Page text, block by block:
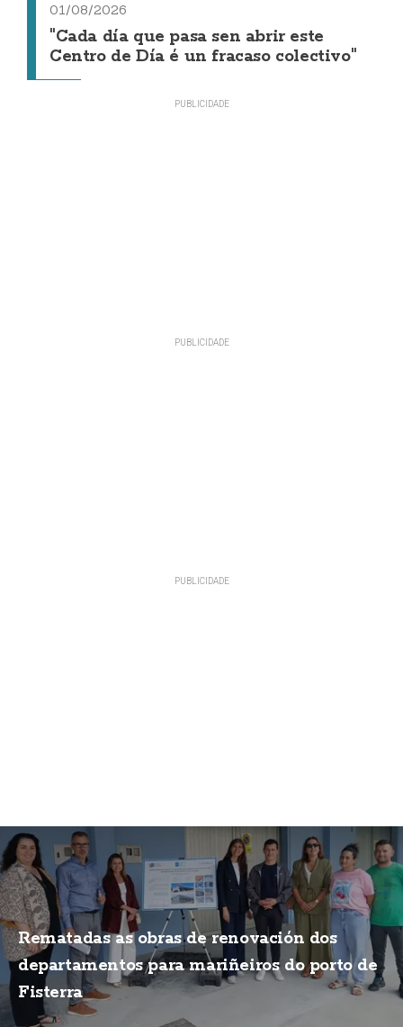
01/08/2026
"Cada día que pasa sen abrir este
Centro de Día é un fracaso colectivo"
Rematadas as obras de renovación dos
departamentos para mariñeiros do porto de
Fisterra